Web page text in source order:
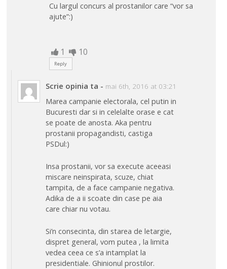
Cu largul concurs al prostanilor care “vor sa
ajute”:)
1 10
Reply
Scrie opinia ta - mai 6th, 2016 at 03:21
Marea campanie electorala, cel putin in
Bucuresti dar si in celelalte orase e cat
se poate de anosta. Aka pentru
prostanii propagandisti, castiga
PSDul:)
Insa prostanii, vor sa execute aceeasi
miscare neinspirata, scuze, chiat
tampita, de a face campanie negativa.
Adika de a ii scoate din case pe aia
care chiar nu votau.
Si’n consecinta, din starea de letargie,
dispret general, vom putea , la limita
vedea ceea ce s’a intamplat la
presidentiale. Ghinionul prostilor.